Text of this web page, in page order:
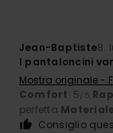
Jean-Baptiste8.
I pantaloncini
Mostra originale -
Comfort: 5/5
perfetta Materiale
Consiglio